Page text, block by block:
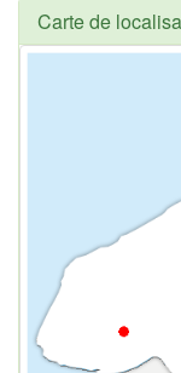
Carte de